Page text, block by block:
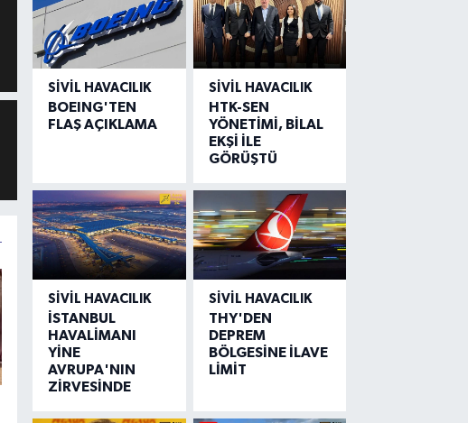
SIVIL HAVACILIK
BOEING'TEN
FLAŞ AÇIKLAMA
SIVIL HAVACILIK
HTK-SEN
YÖNETİMİ, BİLAL
EKŞİ İLE
GÖRÜŞTÜ
SIVIL HAVACILIK
İSTANBUL
HAVALİMANI
YİNE
AVRUPA'NIN
ZİRVESİNDE
SIVIL HAVACILIK
THY'DEN
DEPREM
BÖLGESİNE İLAVE
LİMİT